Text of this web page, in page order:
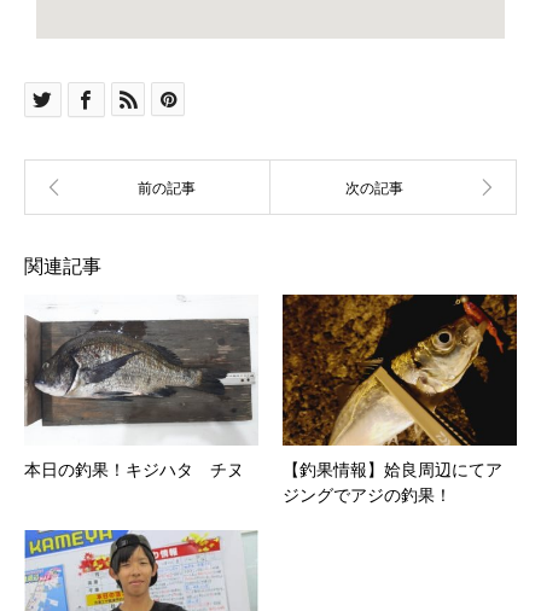
関連記事
本日の釣果！キジハタ チヌ
【釣果情報】姶良周辺にてア
ジングでアジの釣果！